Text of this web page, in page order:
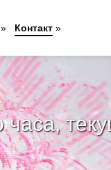
» Контакт»